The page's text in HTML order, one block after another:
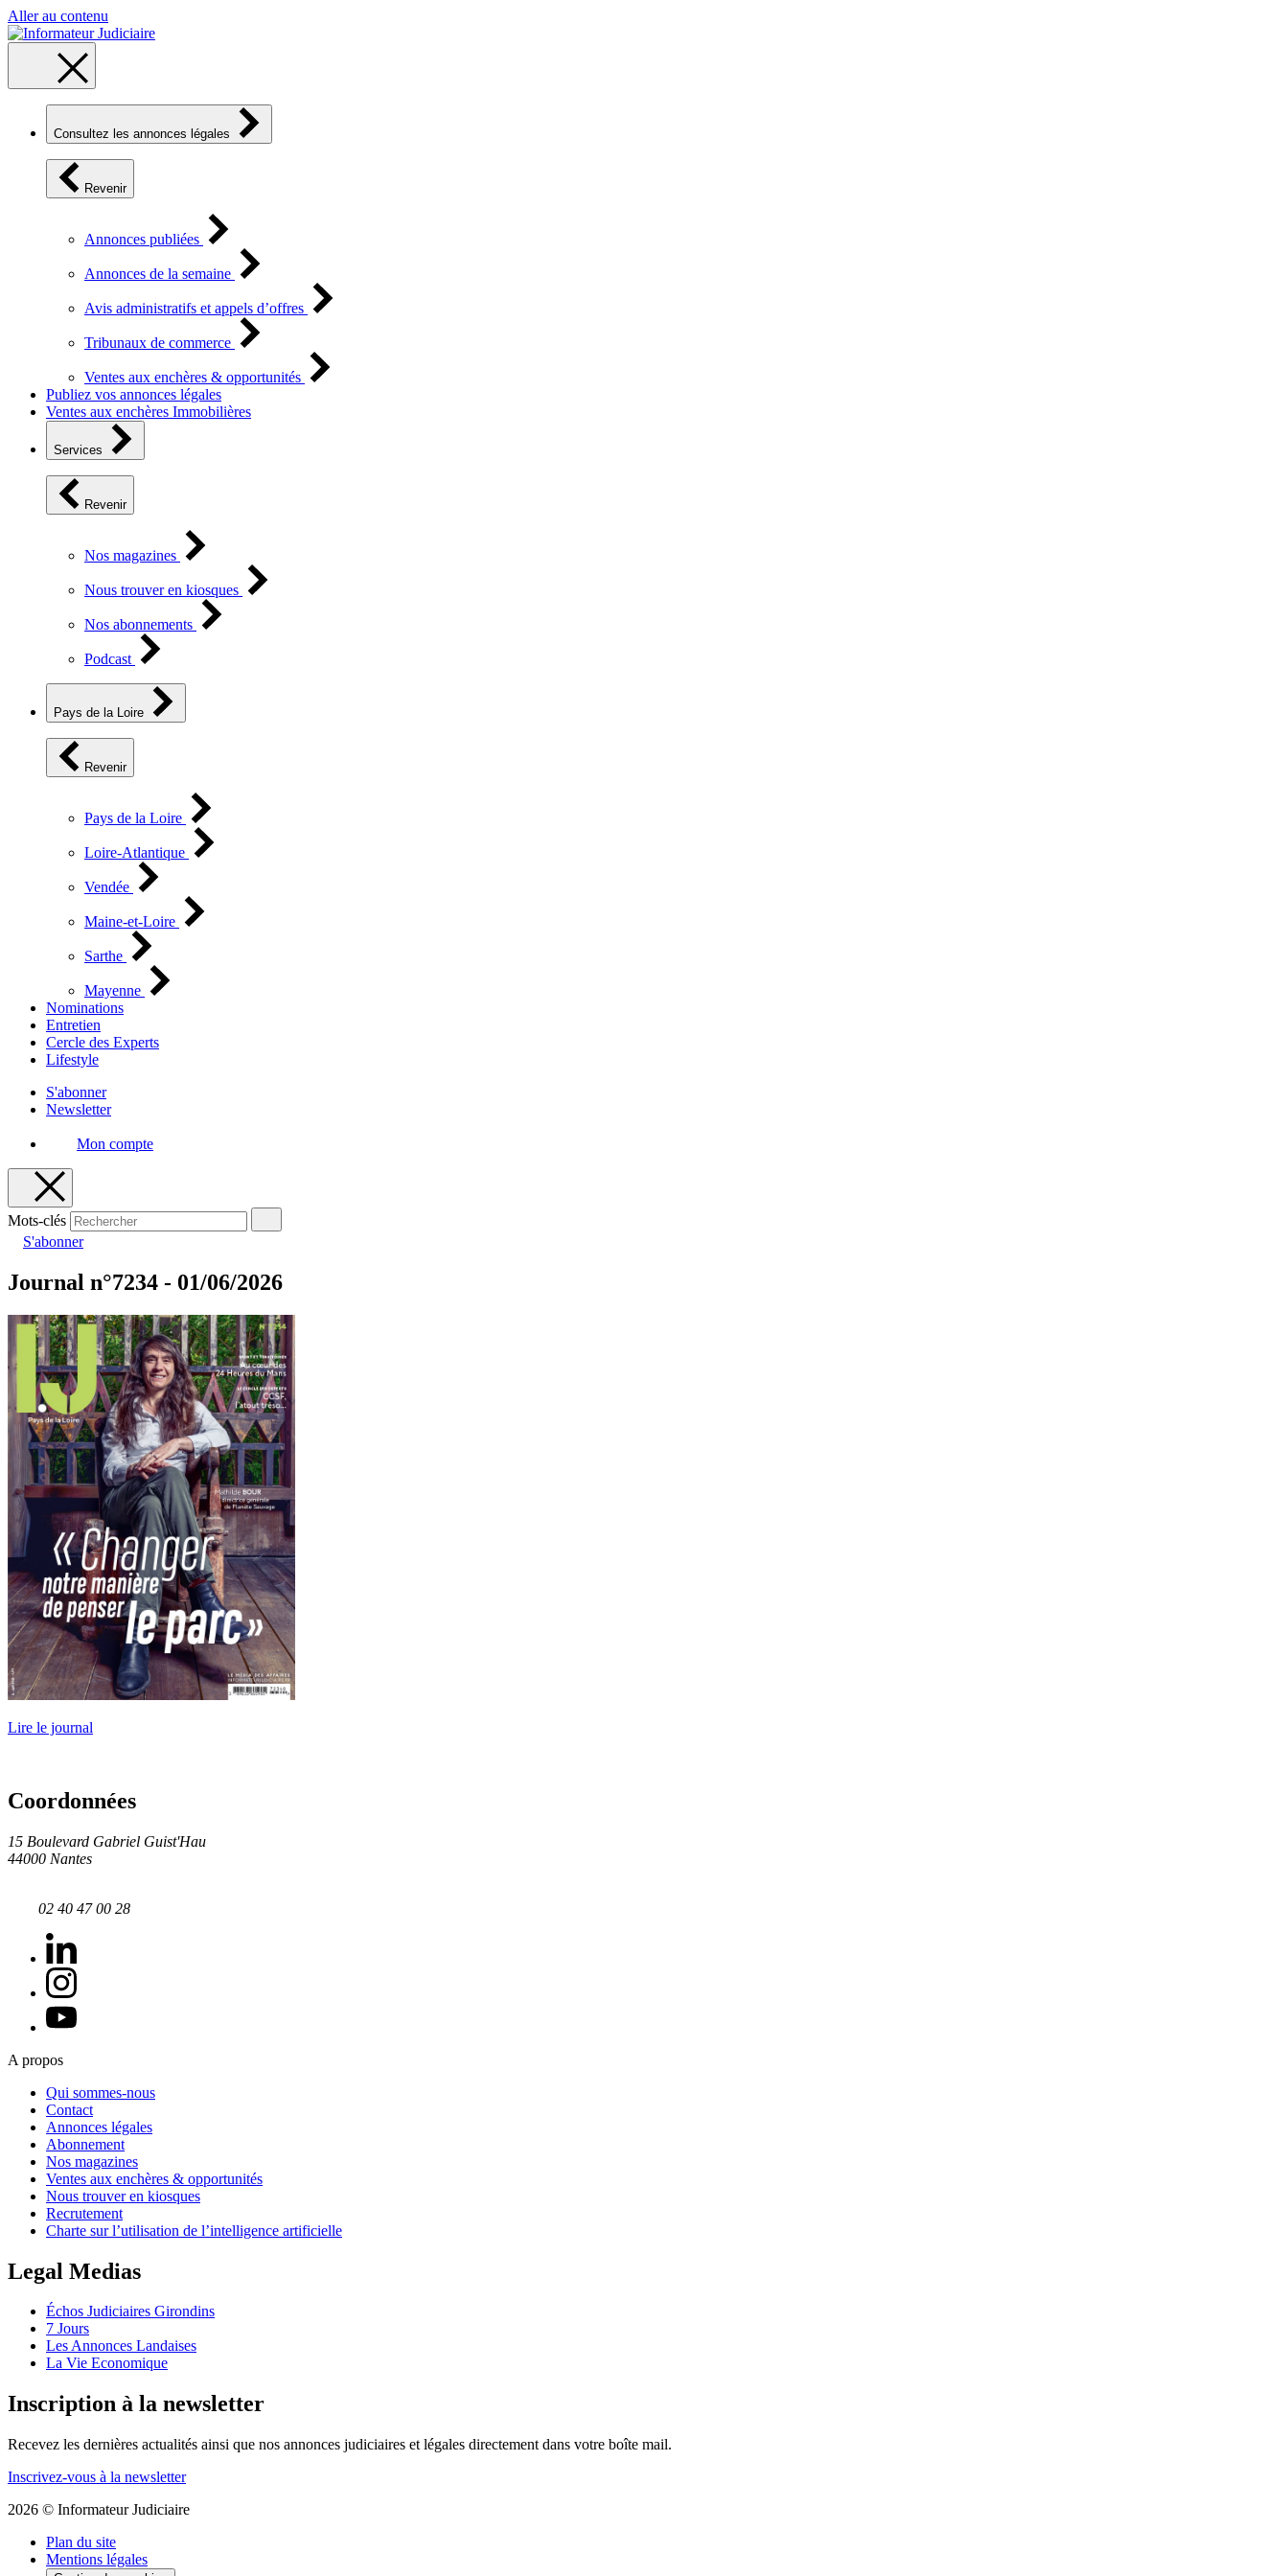
Aller au contenu
Consultez les annonces légales
Revenir
Annonces publiées
Annonces de la semaine
Avis administratifs et appels d’offres
Tribunaux de commerce
Ventes aux enchères & opportunités
Publiez vos annonces légales
Ventes aux enchères Immobilières
Services
Revenir
Nos magazines
Nous trouver en kiosques
Nos abonnements
Podcast
Pays de la Loire
Revenir
Pays de la Loire
Loire-Atlantique
Vendée
Maine-et-Loire
Sarthe
Mayenne
Nominations
Entretien
Cercle des Experts
Lifestyle
S'abonner
Newsletter
Mon compte
Mots-clés
S'abonner
Journal n°7234 - 01/06/2026
Lire le journal
Coordonnées
15 Boulevard Gabriel Guist'Hau
44000 Nantes
02 40 47 00 28
A propos
Qui sommes-nous
Contact
Annonces légales
Abonnement
Nos magazines
Ventes aux enchères & opportunités
Nous trouver en kiosques
Recrutement
Charte sur l’utilisation de l’intelligence artificielle
Legal Medias
Échos Judiciaires Girondins
7 Jours
Les Annonces Landaises
La Vie Economique
Inscription à la newsletter
Recevez les dernières actualités ainsi que nos annonces judiciaires et légales directement dans votre boîte mail.
Inscrivez-vous à la newsletter
2026 © Informateur Judiciaire
Plan du site
Mentions légales